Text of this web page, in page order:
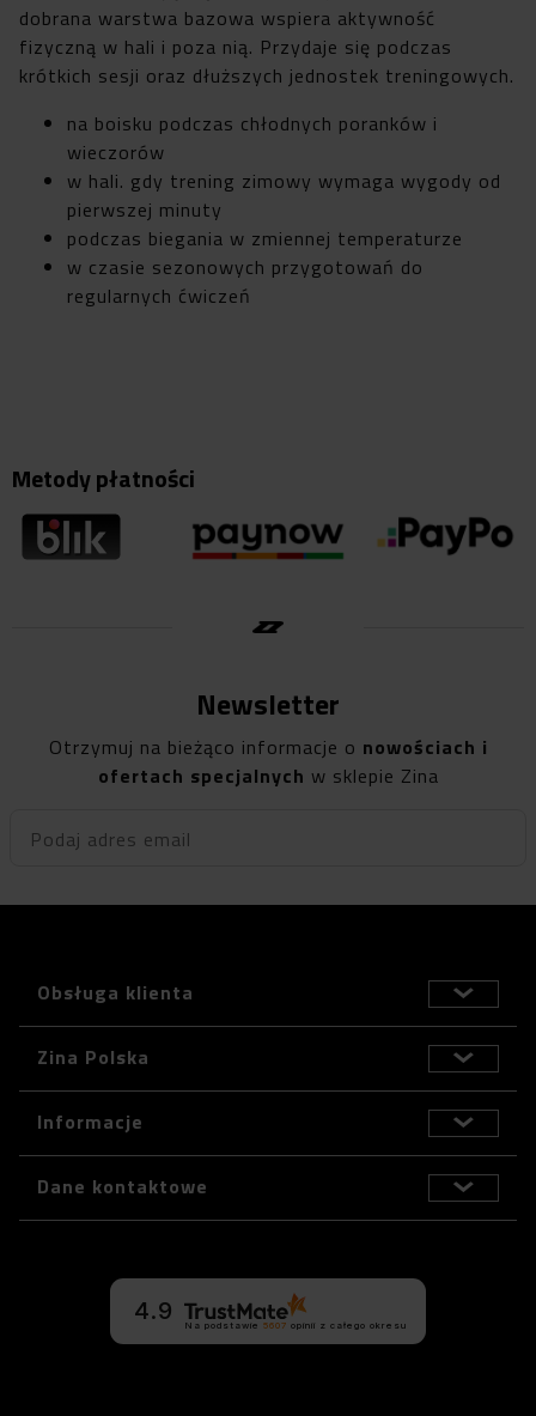
dobrana warstwa bazowa wspiera aktywność
fizyczną w hali i poza nią. Przydaje się podczas
krótkich sesji oraz dłuższych jednostek treningowych.
na boisku podczas chłodnych poranków i
wieczorów
w hali. gdy trening zimowy wymaga wygody od
pierwszej minuty
podczas biegania w zmiennej temperaturze
w czasie sezonowych przygotowań do
regularnych ćwiczeń
Metody płatności
Newsletter
Otrzymuj na bieżąco informacje o nowościach i
ofertach specjalnych w sklepie Zina
Podaj adres email
Obsługa klienta
Zina Polska
Informacje
Dane kontaktowe
4.9
Na podstawie 5607 opinii z całego okresu